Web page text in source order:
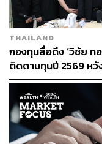
T:
ใหม่ๆ เพื่อเพิ่ม
จนการส่งเสริม
ปลีกและผลปร
อย่างไรก็ตาม ทาง
ค้าปลีกจะเป็นกลไก
โยงระบบนิเวศธุรกิจ
ความยั่งยืนมากขึ้น
THAILAND
กองทุนสื่อดึง ‘วิชัย ท
ติดตามทุนปี 2569 หวั
สร้างสรรค์